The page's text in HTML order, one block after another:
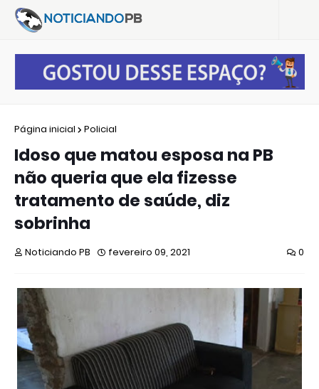
Página inicial Policial
Idoso que matou esposa na PB
não queria que ela fizesse
tratamento de saúde, diz
sobrinha
Noticiando PB fevereiro 09, 2021 0